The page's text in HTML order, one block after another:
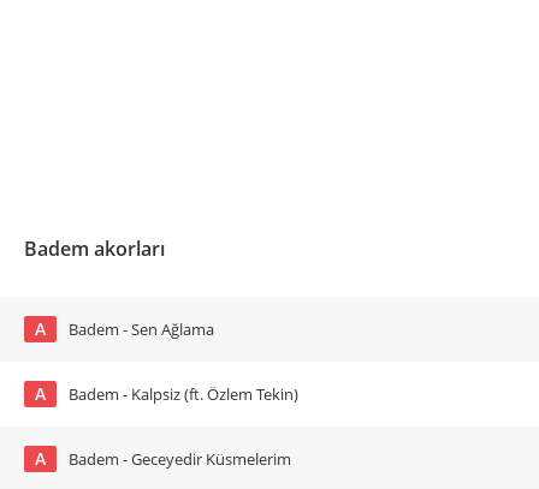
Badem akorları
A Badem - Sen Ağlama
A Badem - Kalpsiz (ft. Özlem Tekin)
A Badem - Geceyedir Küsmelerim